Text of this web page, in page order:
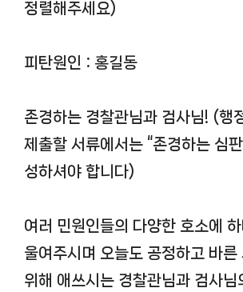
정렬해주세요)
피탄원인 : 홍길동
존경하는 경찰관님과 검사님! (행
제출할 서류에서는 “존경하는 심
성하셔야 합니다)
여러 민원인들의 다양한 호소에 하
울여주시며 오늘도 공정하고 바른
위해 애쓰시는 경찰관님과 검사님